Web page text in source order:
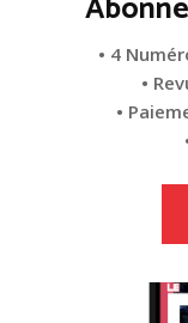
• 4
•
•